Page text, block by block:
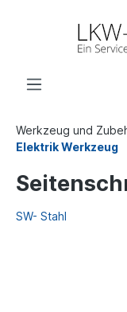
Werkzeug und
Elektrik Werkzeug
SW- Stahl